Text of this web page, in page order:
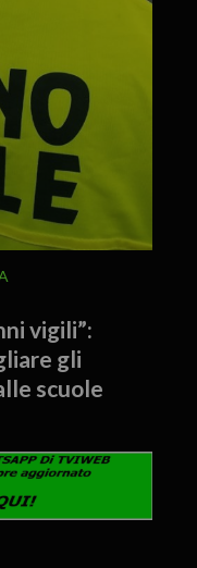
vigili”:
gli
scuole